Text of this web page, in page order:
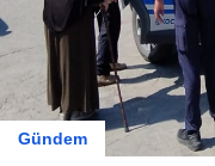
Gündem